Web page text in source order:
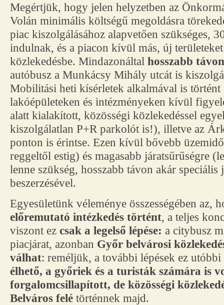
Megértjük, hogy jelen helyzetben az
Volán minimális költségű megoldásra
piac kiszolgálásához alapvetően szükséges,
indulnak, és a piacon kívül más, új
közlekedésbe. Mindazonáltal hosszabb távon
autóbusz a Munkácsy Mihály utcát is
Mobilitási heti kísérletek alkalmával is történt
lakóépületeken és intézményeken kívül
alatt kialakított, közösségi közlekedéssel
kiszolgálatlan P+R parkolót is!), illetve az
ponton is érintse. Ezen kívül bővebb
reggeltől estig) és magasabb járatsűrűségre
lenne szükség, hosszabb távon akár
beszerzésével.
Egyesületünk véleménye összességében az,
előremutató intézkedés történt, a teljes
viszont ez csak a legelső lépése: a citybusz
piacjárat, azonban Győr belvárosi
válhat: reméljük, a további lépések ez
élhető, a győriek és a turisták számára is
forgalomcsillapított, de közösségi
Belváros felé történnek majd.